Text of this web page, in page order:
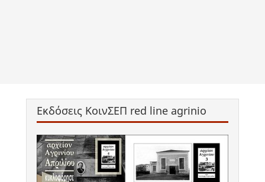
Εκδόσεις ΚοινΣΕΠ red line agrinio